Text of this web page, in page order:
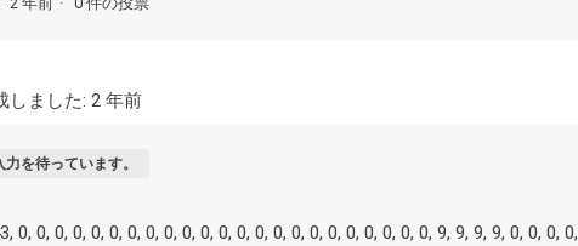
しました: 2 年前
を待っています。
0, 0, 0, 0, 0, 0, 0, 0, 0, 0, 0, 0, 0, 0, 0, 0, 0, 0, 0, 0, 0, 0, 9, 9, 9, 9, 0, 0, 0, 0,